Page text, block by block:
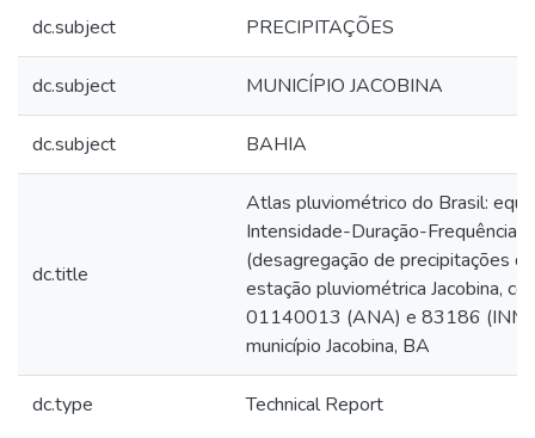
dc.subject PRECIPITAÇÕES
dc.subject MUNICÍPIO JACOBINA
dc.subject BAHIA
dc.title
Atlas pluviométrico do Brasil:
Intensidade-Duração-Frequência
(desagregação de precipitações
estação pluviométrica Jacobina,
01140013 (ANA) e 83186
município Jacobina, BA
dc.type Technical Report